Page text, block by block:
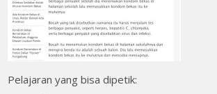
Pelajaran yang bisa dipetik: